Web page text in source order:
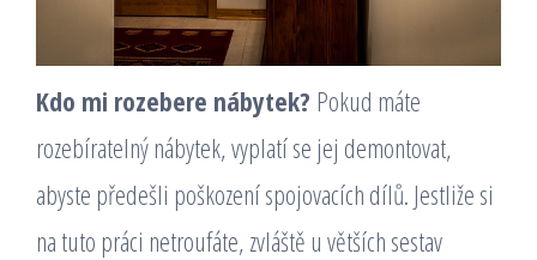
Kdo mi rozebere nábytek? Pokud máte
rozebíratelný nábytek, vyplatí se jej demontovat,
abyste předešli poškození spojovacích dílů. Jestliže si
na tuto práci netroufáte, zvláště u větších sestav